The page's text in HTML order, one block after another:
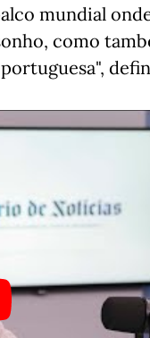
mundial
como